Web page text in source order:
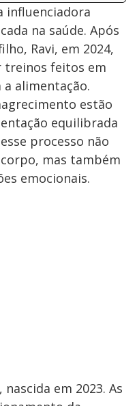
influenciadora
na saúde. Após
Ravi, em 2024,
treinos feitos em
a alimentação.
estão
equilibrada
processo não
mas também
emocionais.
em 2023. As